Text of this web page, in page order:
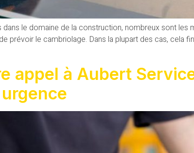
le domaine de la construction, nombreux sont
prévoir le cambriolage. Dans la plupart des cas, cela
appel à Aubert